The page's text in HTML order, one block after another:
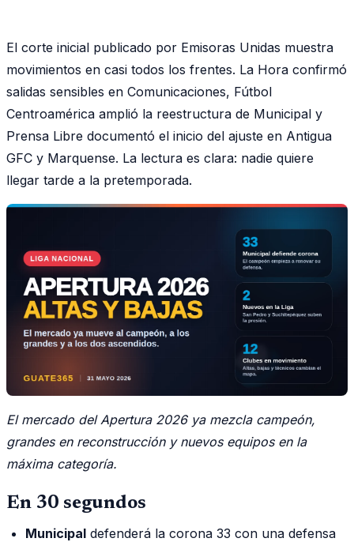
El corte inicial publicado por Emisoras Unidas muestra
movimientos en casi todos los frentes. La Hora confirmó
salidas sensibles en Comunicaciones, Fútbol
Centroamérica amplió la reestructura de Municipal y
Prensa Libre documentó el inicio del ajuste en Antigua
GFC y Marquense. La lectura es clara: nadie quiere
llegar tarde a la pretemporada.
El mercado del Apertura 2026 ya mezcla campeón,
grandes en reconstrucción y nuevos equipos en la
máxima categoría.
En 30 segundos
Municipal defenderá la corona 33 con una defensa